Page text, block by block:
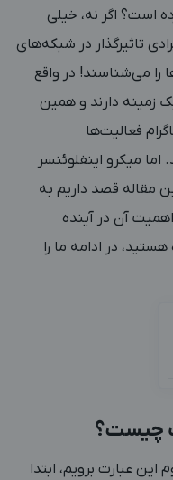
است؟ اگر نه، خیلی
تاثیرگذار در شبکه‌های
را می‌شناسند! در واقع
زمینه دارند و همین
فعالیت‌ها
میکرو اینفلوئنسر
مقاله قصد داریم به
آن در آینده
هستید، در ادامه ما را
چیست؟
عبارت برویم، ابتدا